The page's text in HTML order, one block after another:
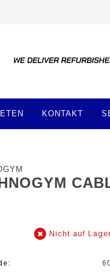
KONTAKT
Nicht auf Lager